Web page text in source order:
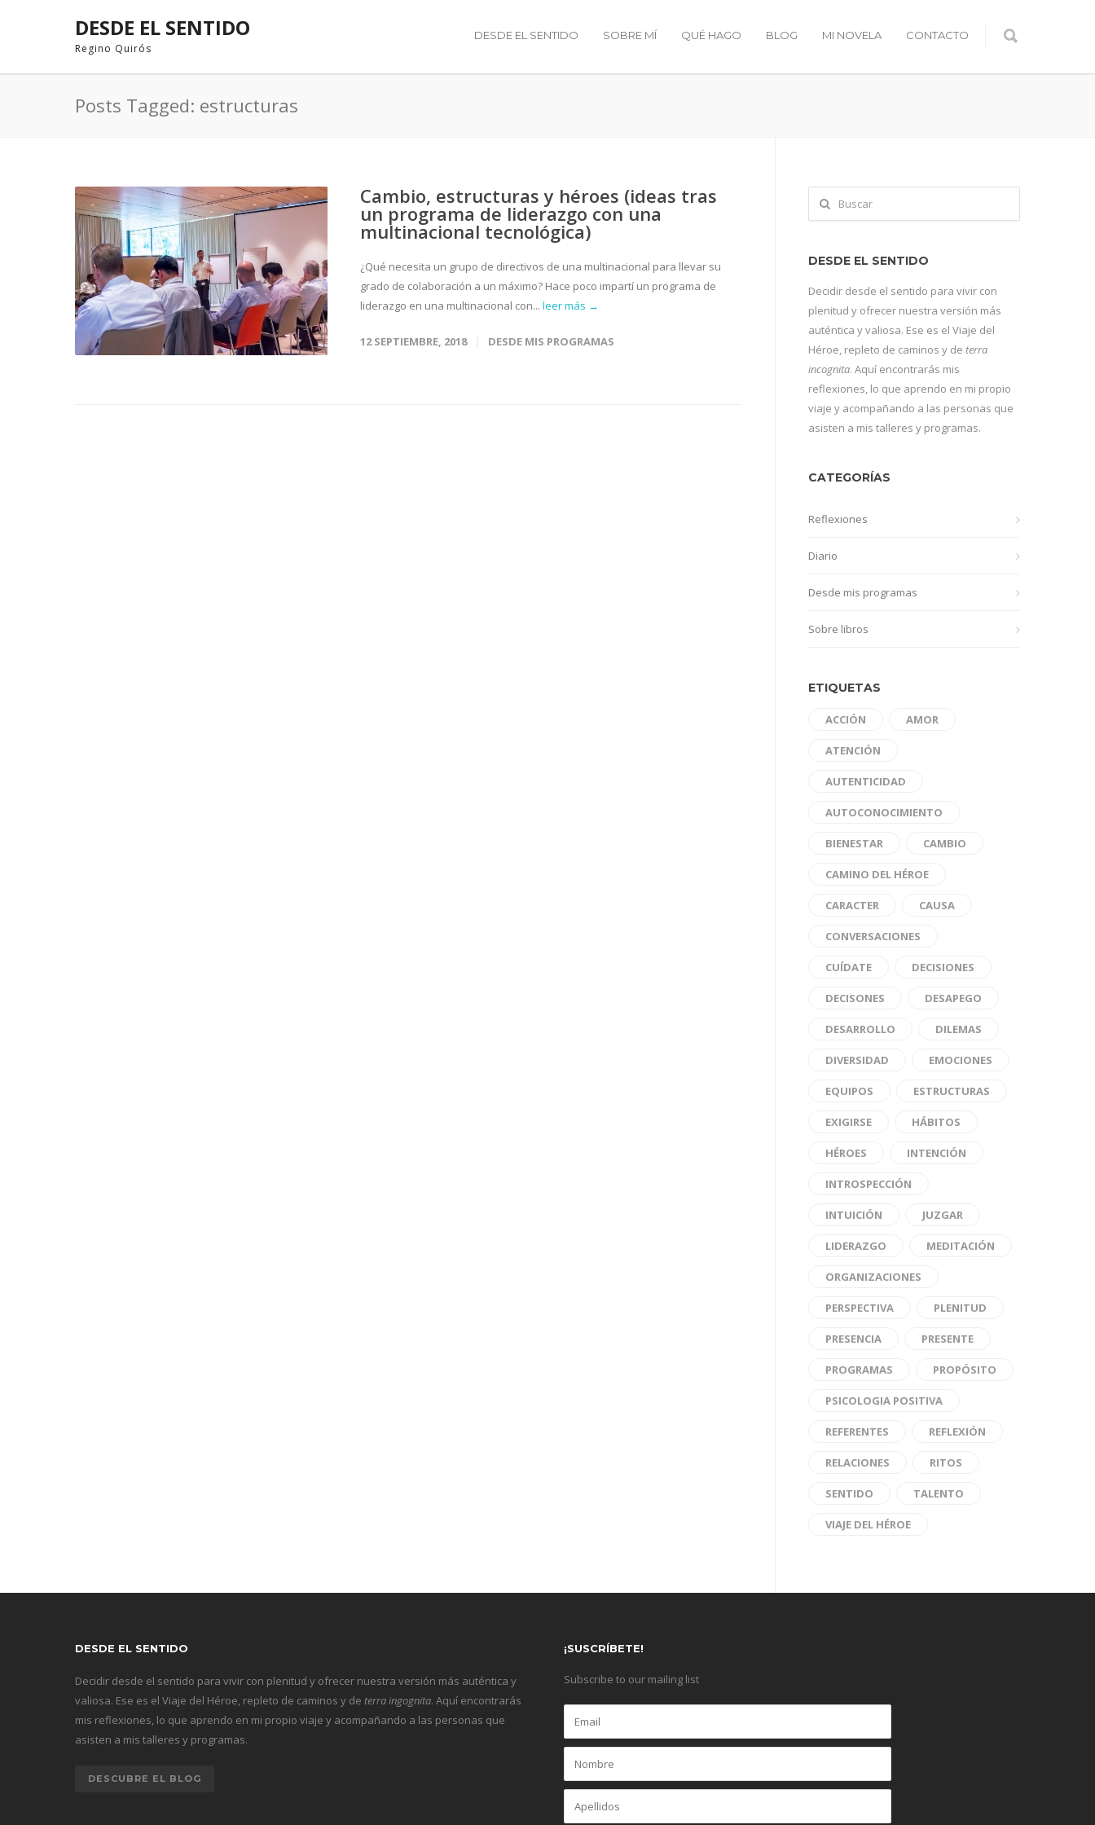
DESDE EL SENTIDO
Regino Quirós
DESDE EL SENTIDO SOBRE MÍ QUÉ HAGO BLOG MI NOVELA CONTACTO
Posts Tagged: estructuras
Cambio, estructuras y héroes (ideas tras
un programa de liderazgo con una
multinacional tecnológica)
¿Qué necesita un grupo de directivos de una multinacional para llevar su
grado de colaboración a un máximo? Hace poco impartí un programa de
liderazgo en una multinacional con... leer más →
12 SEPTIEMBRE, 2018 DESDE MIS PROGRAMAS
DESDE EL SENTIDO
Decidir desde el sentido para vivir con
plenitud y ofrecer nuestra versión más
auténtica y valiosa. Ese es el Viaje del
Héroe, repleto de caminos y de terra
incognita. Aquí encontrarás mis
reflexiones, lo que aprendo en mi propio
viaje y acompañando a las personas que
asisten a mis talleres y programas.
CATEGORÍAS
Reflexiones
Diario
Desde mis programas
Sobre libros
ETIQUETAS
ACCIÓN AMOR
ATENCIÓN
AUTENTICIDAD
AUTOCONOCIMIENTO
BIENESTAR CAMBIO
CAMINO DEL HÉROE
CARACTER CAUSA
CONVERSACIONES
CUÍDATE DECISIONES
DECISONES DESAPEGO
DESARROLLO DILEMAS
DIVERSIDAD EMOCIONES
EQUIPOS ESTRUCTURAS
EXIGIRSE HÁBITOS
HÉROES INTENCIÓN
INTROSPECCIÓN
INTUICIÓN JUZGAR
LIDERAZGO MEDITACIÓN
ORGANIZACIONES
PERSPECTIVA PLENITUD
PRESENCIA PRESENTE
PROGRAMAS PROPÓSITO
PSICOLOGIA POSITIVA
REFERENTES REFLEXIÓN
RELACIONES RITOS
SENTIDO TALENTO
VIAJE DEL HÉROE
DESDE EL SENTIDO
Decidir desde el sentido para vivir con plenitud y ofrecer nuestra versión más auténtica y
valiosa. Ese es el Viaje del Héroe, repleto de caminos y de terra ingognita. Aquí encontrarás
mis reflexiones, lo que aprendo en mi propio viaje y acompañando a las personas que
asisten a mis talleres y programas.
DESCUBRE EL BLOG
¡SUSCRÍBETE!
Subscribe to our mailing list